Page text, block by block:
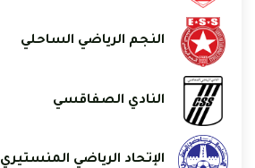
النجم الرياضي الساحلي
النادي الصفاقسي
الإتحاد الرياضي المنستيري